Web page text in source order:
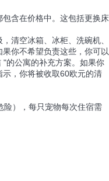
含在价格中。这包括更换床
清空冰箱、冰柜、洗碗机、
你不希望负责这些，你可以
的公寓的补充方案。如果你
，你将被收取60欧元的清
险），每只宠物每次住宿需